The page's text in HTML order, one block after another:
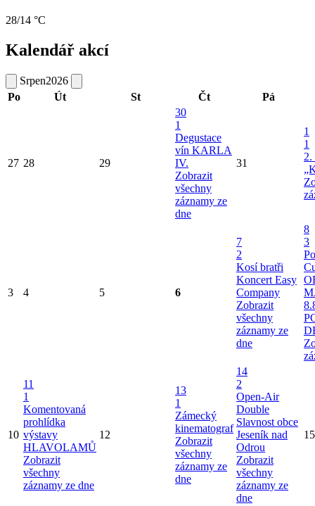
28/14 °C
Kalendář akcí
Srpen2026
Po
Út St Čt Pá
27 28 29
30
1
Degustace
vín KARLA
IV.
Zobrazit
všechny
záznamy ze
dne
31
1
1
2.
3 4 5 6
7
2
Kosí bratři
Koncert Easy
Company
Zobrazit
všechny
záznamy ze
dne
8
3
10
11
1
Komentovaná
prohlídka
výstavy
HLAVOLAMŮ
Zobrazit
všechny
záznamy ze dne
12
13
1
Zámecký
kinematograf
Zobrazit
všechny
záznamy ze
dne
14
2
Open-Air
Double
Slavnost obce
Jeseník nad
Odrou
Zobrazit
všechny
záznamy ze
dne
15